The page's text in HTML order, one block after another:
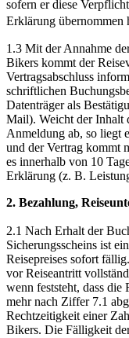
sofern er diese
Erklärung
1.3 Mit der Annahme
Bikers kommt der
Vertragsabschluss
schriftlichen
Datenträger als
Mail). Weicht der Inhalt
Anmeldung ab, so liegt
und der Vertrag kommt
es innerhalb von 10
Erklärung (z. B.
2. Bezahlung,
2.1 Nach Erhalt der
Sicherungsscheins ist
Reisepreises sofort
vor Reiseantritt
wenn feststeht, dass
mehr nach Ziffer 7.1
Rechtzeitigkeit einer
Bikers. Die Fälligkeit